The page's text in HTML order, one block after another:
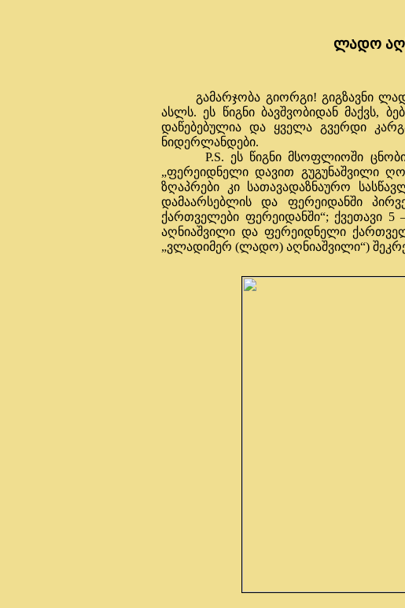
ლადო
გამარჯობა გიორგი! გიგზავნი
ასლს. ეს წიგნი ბავშვობიდან მაქვს,
დაწებებულია და ყველა გვერდი
ნიდერლანდები.
P.S. ეს წიგნი მსოფლიოში
„ფერეიდნელი დავით გუგუნაშვილი
ზღაპრები კი სათავადაზნაურო
დამაარსებლის და ფერეიდანში
ქართველები ფერეიდანში“; ქვეთავი
აღნიაშვილი და ფერეიდნელი
„ვლადიმერ (ლადო) აღნიაშვილი“)